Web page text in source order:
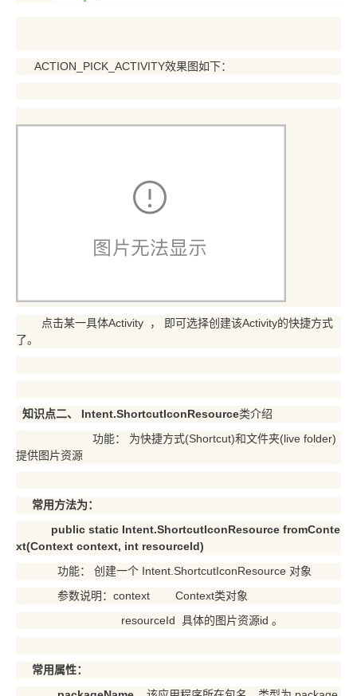
ACTION_PICK_ACTIVITY效果图如下：
点击某一具体Activity ， 即可选择创建该Activity的快捷方式
了。
知识点二、 Intent.ShortcutIconResource类介绍
功能： 为快捷方式(Shortcut)和文件夹(live folder)
提供图片资源
常用方法为：
public static Intent.ShortcutIconResource fromConte
xt(Context context, int resourceId)
功能： 创建一个 Intent.ShortcutIconResource 对象
参数说明：context Context类对象
resourceId 具体的图片资源id 。
常用属性：